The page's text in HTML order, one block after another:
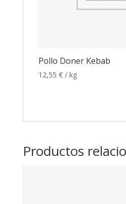
Pollo Doner Kebab
12,55 € / kg
Productos